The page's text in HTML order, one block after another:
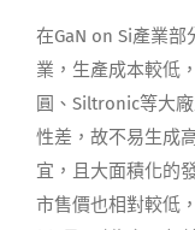
在GaN on Si產業
業，生產成本較低
圓、Siltronic等大
性差，故不易生成
宜，且大面積化的
市售價也相對較低